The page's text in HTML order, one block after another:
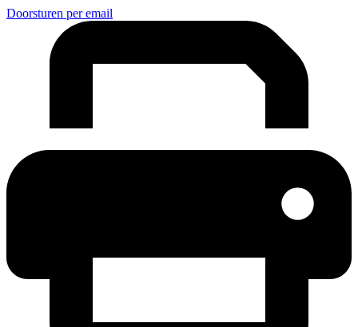
Doorsturen per email